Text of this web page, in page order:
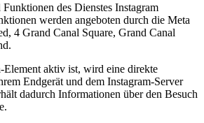
des Dienstes Instagram
werden angeboten durch die Meta
4 Grand Canal Square, Grand Canal
Element aktiv ist, wird eine direkte
Endgerät und dem Instagram-Server
dadurch Informationen über den Besuch